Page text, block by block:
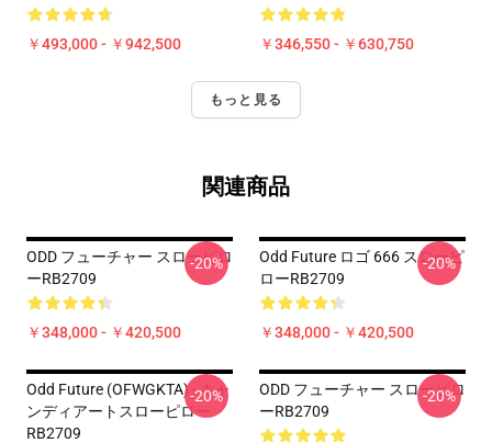
￥493,000 - ￥942,500 ￥346,550 - ￥630,750
もっと見る
関連商品
ODD フューチャー スローピロ
ーRB2709
￥348,000 - ￥420,500
-20%
Odd Future ロゴ 666 スローピ
ローRB2709
￥348,000 - ￥420,500
-20%
Odd Future (OFWGKTA) - キャ
ンディアートスローピロー
RB2709
-20%
ODD フューチャー スローピロ
ーRB2709
-20%